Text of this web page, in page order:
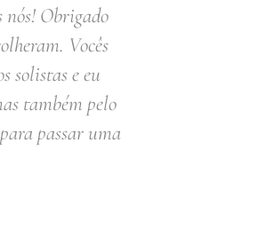
Obrigado
Vocês
solistas e eu
também pelo
passar uma